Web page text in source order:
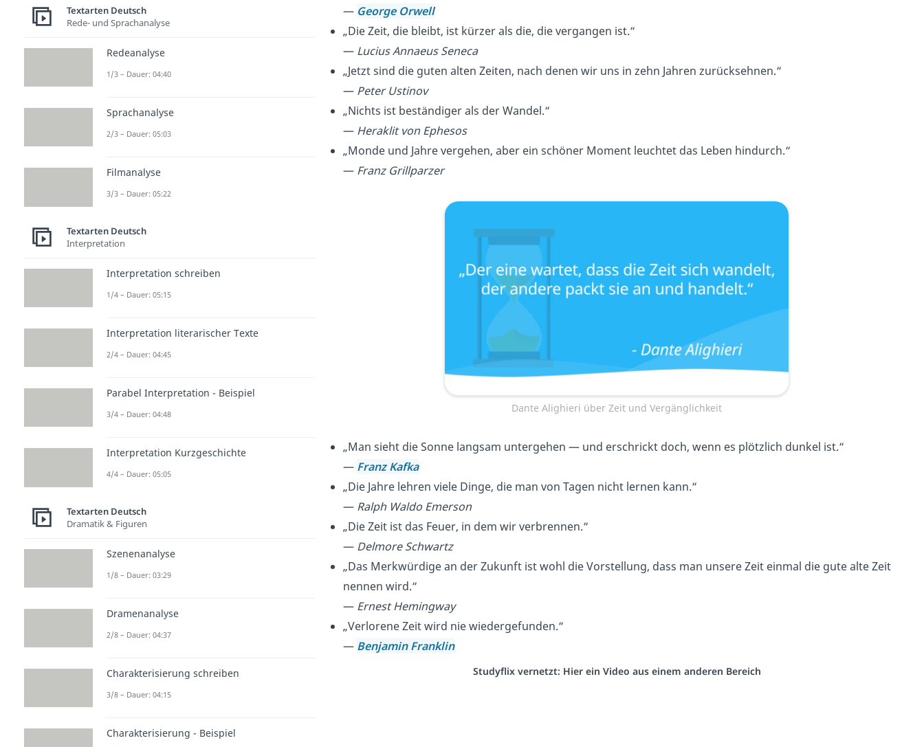
— George Orwell
„Die Zeit, die bleibt, ist kürzer als die, die vergangen ist.“
— Lucius Annaeus Seneca
„Jetzt sind die guten alten Zeiten, nach denen wir uns in zehn Jahren zurücksehnen.“
— Peter Ustinov
„Nichts ist beständiger als der Wandel.“
— Heraklit von Ephesos
„Monde und Jahre vergehen, aber ein schöner Moment leuchtet das Leben hindurch.“
— Franz Grillparzer
Dante Alighieri über Zeit und Vergänglichkeit
„Man sieht die Sonne langsam untergehen — und erschrickt doch, wenn es plötzlich dunkel ist.“
— Franz Kafka
„Die Jahre lehren viele Dinge, die man von Tagen nicht lernen kann.“
— Ralph Waldo Emerson
„Die Zeit ist das Feuer, in dem wir verbrennen.“
— Delmore Schwartz
„Das Merkwürdige an der Zukunft ist wohl die Vorstellung, dass man unsere Zeit einmal die gute alte Zeit
nennen wird.“
— Ernest Hemingway
„Verlorene Zeit wird nie wiedergefunden.“
— Benjamin Franklin
Studyflix vernetzt: Hier ein Video aus einem anderen Bereich
Textarten Deutsch
Rede- und Sprachanalyse
Redeanalyse
1/3 – Dauer: 04:40
Sprachanalyse
2/3 – Dauer: 05:03
Filmanalyse
3/3 – Dauer: 05:22
Textarten Deutsch
Interpretation
Interpretation schreiben
1/4 – Dauer: 05:15
Interpretation literarischer Texte
2/4 – Dauer: 04:45
Parabel Interpretation - Beispiel
3/4 – Dauer: 04:48
Interpretation Kurzgeschichte
4/4 – Dauer: 05:05
Textarten Deutsch
Dramatik & Figuren
Szenenanalyse
1/8 – Dauer: 03:29
Dramenanalyse
2/8 – Dauer: 04:37
Charakterisierung schreiben
3/8 – Dauer: 04:15
Charakterisierung - Beispiel